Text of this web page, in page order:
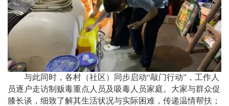
与此同时，各村（社区）同步启动“敲门行动”，工作人
员逐户走访制贩毒重点人员及吸毒人员家庭。大家与群众促
膝长谈，细致了解其生活状况与实际困难，传递温情帮扶；